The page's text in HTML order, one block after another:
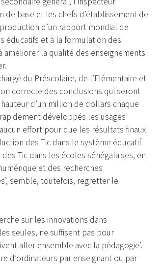
de base et les chefs d’établissement de
d’un rapport mondial de
éducatifs et à la formulation des
améliorer la qualité des enseignements
du Préscolaire, de l’Elémentaire et
correcte des conclusions qui seront
d’un million de dollars chaque
développés les usages
effort pour que les résultats finaux
des Tic dans le système éducatif
Tic dans les écoles sénégalaises, en
et des recherches
semble, toutefois, regretter le
sur les innovations dans
seules, ne suffisent pas pour
aller ensemble avec la pédagogie’.
d’ordinateurs par enseignant ou par